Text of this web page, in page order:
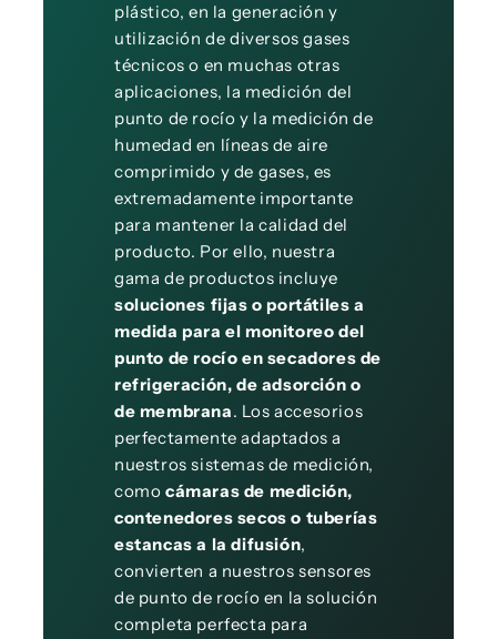
plástico, en la generación y
utilización de diversos gases
técnicos o en muchas otras
aplicaciones, la medición del
punto de rocío y la medición de
humedad en líneas de aire
comprimido y de gases, es
extremadamente importante
para mantener la calidad del
producto. Por ello, nuestra
gama de productos incluye
soluciones fijas o portátiles a
medida para el monitoreo del
punto de rocío en secadores de
refrigeración, de adsorción o
de membrana. Los accesorios
perfectamente adaptados a
nuestros sistemas de medición,
como cámaras de medición,
contenedores secos o tuberías
estancas a la difusión,
convierten a nuestros sensores
de punto de rocío en la solución
completa perfecta para